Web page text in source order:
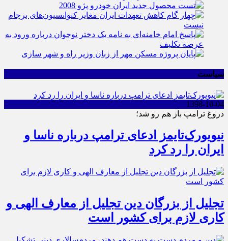
سیاست
1398-10-04
دروغ ترامپ باز هم رو شد؛
نیویورک‌تایمز ادعای ترامپ درباره ناسا و
ایران را رد کرد
تجلیل از بزرگان دین تجلیل از معارف الهی و
کاری لازم برای کشور است